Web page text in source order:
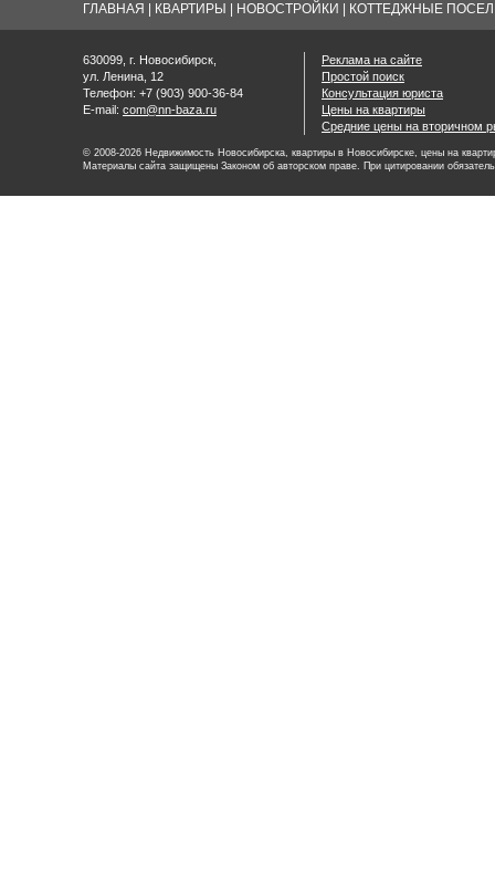
ГЛАВНАЯ КВАРТИРЫ НОВОСТРОЙКИ КОТТЕДЖНЫЕ
630099, г. Новосибирск,
ул. Ленина, 12
Телефон: +7 (903) 900-36-84
E-mail: com@nn-baza.ru
Реклама на сайте
Простой поиск
Консультация юриста
Цены на квартиры
Средние цены на вторичном
© 2008-2026 Недвижимость Новосибирска, квартиры в Новосибирске, цены на
Материалы сайта защищены Законом об авторском праве. При цитировании